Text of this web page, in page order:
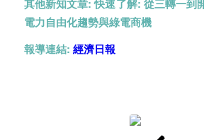
其他新知文章:快速了解: 從三轉一到
電力自由化趨勢與綠電商機
報導連結: 經濟日報